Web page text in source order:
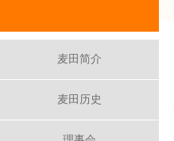
麦田简介
麦田历史